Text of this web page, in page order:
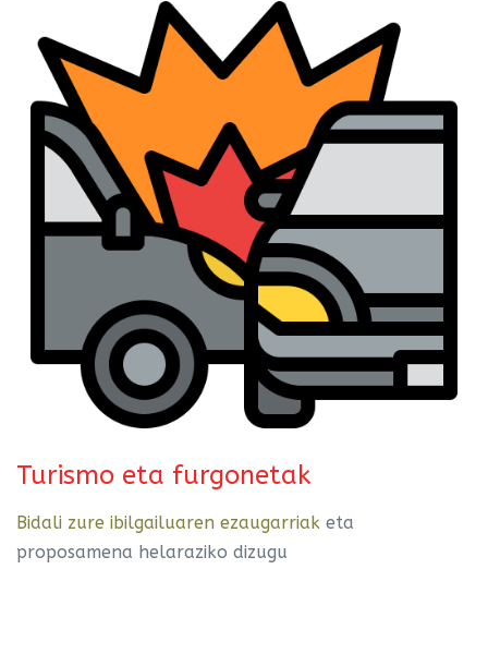
Turismo eta furgonetak
Bidali zure ibilgailuaren ezaugarriak eta
proposamena helaraziko dizugu